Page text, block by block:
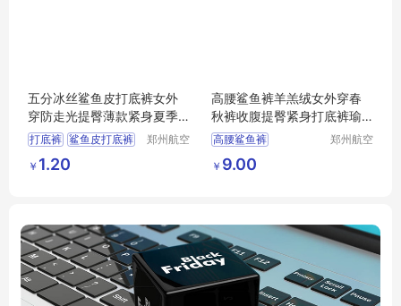
五分冰丝鲨鱼皮打底裤女外
穿防走光提臀薄款紧身夏季
健美瑜伽短裤
打底裤 鲨鱼皮打底裤
短裤
瑜伽短裤
郑州航空
￥ 1.20
高腰鲨鱼裤羊羔绒女外穿春
秋裤收腹提臀紧身打底裤瑜
伽芭比裤代发
高腰鲨鱼裤
羊羔绒女外穿春秋裤
收腹提臀紧身打底裤
郑州航空
￥ 9.00